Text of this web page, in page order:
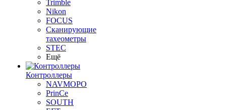
Trimble
Nikon
FOCUS
Сканирующие
тахеометры
STEC
Ещё
Контроллеры
NAVMOPO
PrinCe
SOUTH